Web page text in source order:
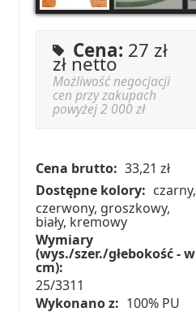
Cena: 27 zł
zł netto
Możliwość negocjacji
cen przy zakupach
powyżej 2 000 zł
Cena brutto: 33,21 zł
Dostępne kolory: czarny,
czerwony, groszkowy,
biały, kremowy
Wymiary
(wys./szer./głebokość - w
cm):
25/3311
Wykonano z: 100% PU